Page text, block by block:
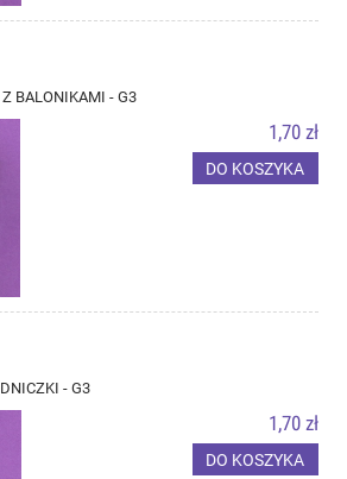
BALONIKAMI - G3
1,70 zł
DO KOSZYKA
- G3
1,70 zł
DO KOSZYKA